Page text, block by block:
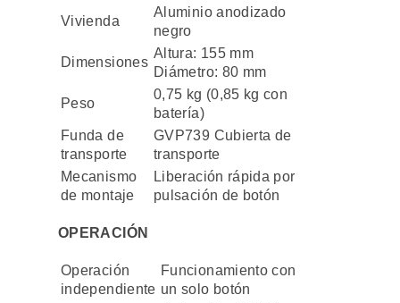
Vivienda
Aluminio anodizado
negro
Dimensiones
Altura: 155 mm
Diámetro: 80 mm
Peso
0,75 kg (0,85 kg con
batería)
Funda de
transporte
GVP739 Cubierta de
transporte
Mecanismo
de montaje
Liberación rápida por
pulsación de botón
OPERACIÓN
Operación
independiente
Funcionamiento con
un solo botón